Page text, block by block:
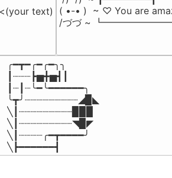
text)
( •-• )  ~ ♡ You are
/づづ ~
╭━┳━╭━╭━╮╮
┃┈┈┈┣▅╋▅┫┃
┃┈┃┈╰━╰━━━━━━╮
╰┳╯┈┈┈┈┈┈┈┈┈◢▉◣
╲┃┈┈┈┈┈┈┈┈┈▉▉▉
╲┃┈┈┈┈┈┈┈┈┈◥▉◤
╲┃┈┈┈┈╭━┳━━━━╯
╲┣━━━━━━┫﻿